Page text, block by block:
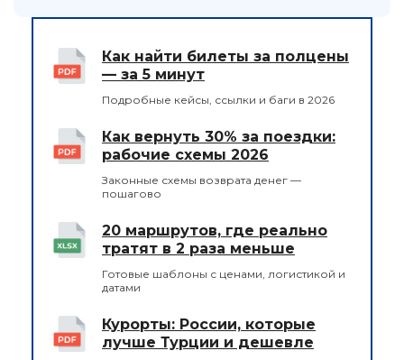
Как найти билеты за полцены
— за 5 минут
Подробные кейсы, ссылки и баги в 2026
Как вернуть 30% за поездки:
рабочие схемы 2026
Законные схемы возврата денег —
пошагово
20 маршрутов, где реально
тратят в 2 раза меньше
Готовые шаблоны с ценами, логистикой и
датами
Курорты: России, которые
лучше Турции и дешевле